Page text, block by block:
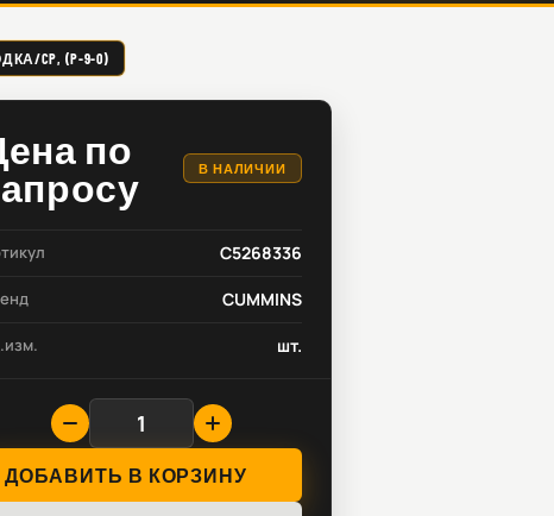
CP, (P-9-0)
по
В НАЛИЧИИ
C5268336
CUMMINS
шт.
ДОБАВИТЬ В КОРЗИНУ